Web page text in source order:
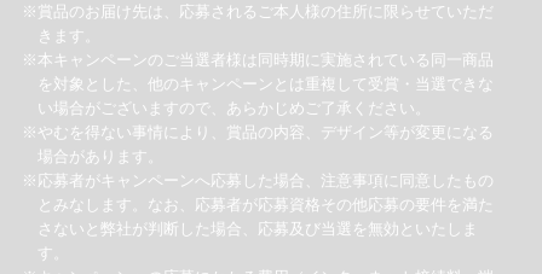
※賞品のお届け先は、応募されるご本人様の住所に限らせていただ
きます。
※本キャンペーンのご当選者様は同時期に実施されている同一商品
を対象とした、他のキャンペーンとは重複して受賞・当選できな
い場合がございますので、あらかじめご了承ください。
※やむを得ない事情により、賞品の内容、デザイン等が変更になる
場合があります。
※応募者がキャンペーンへ応募した場合、注意事項に同意したもの
とみなします。なお、応募者が応募資格その他応募の要件を満た
さないと弊社が判断した場合、応募及び当選を無効といたしま
す。